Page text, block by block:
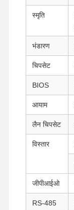
स्मृति
भंडारण
चिपसेट
BIOS
आयाम
लैन चिपसेट
विस्तार
जीपीआईओ
RS-485